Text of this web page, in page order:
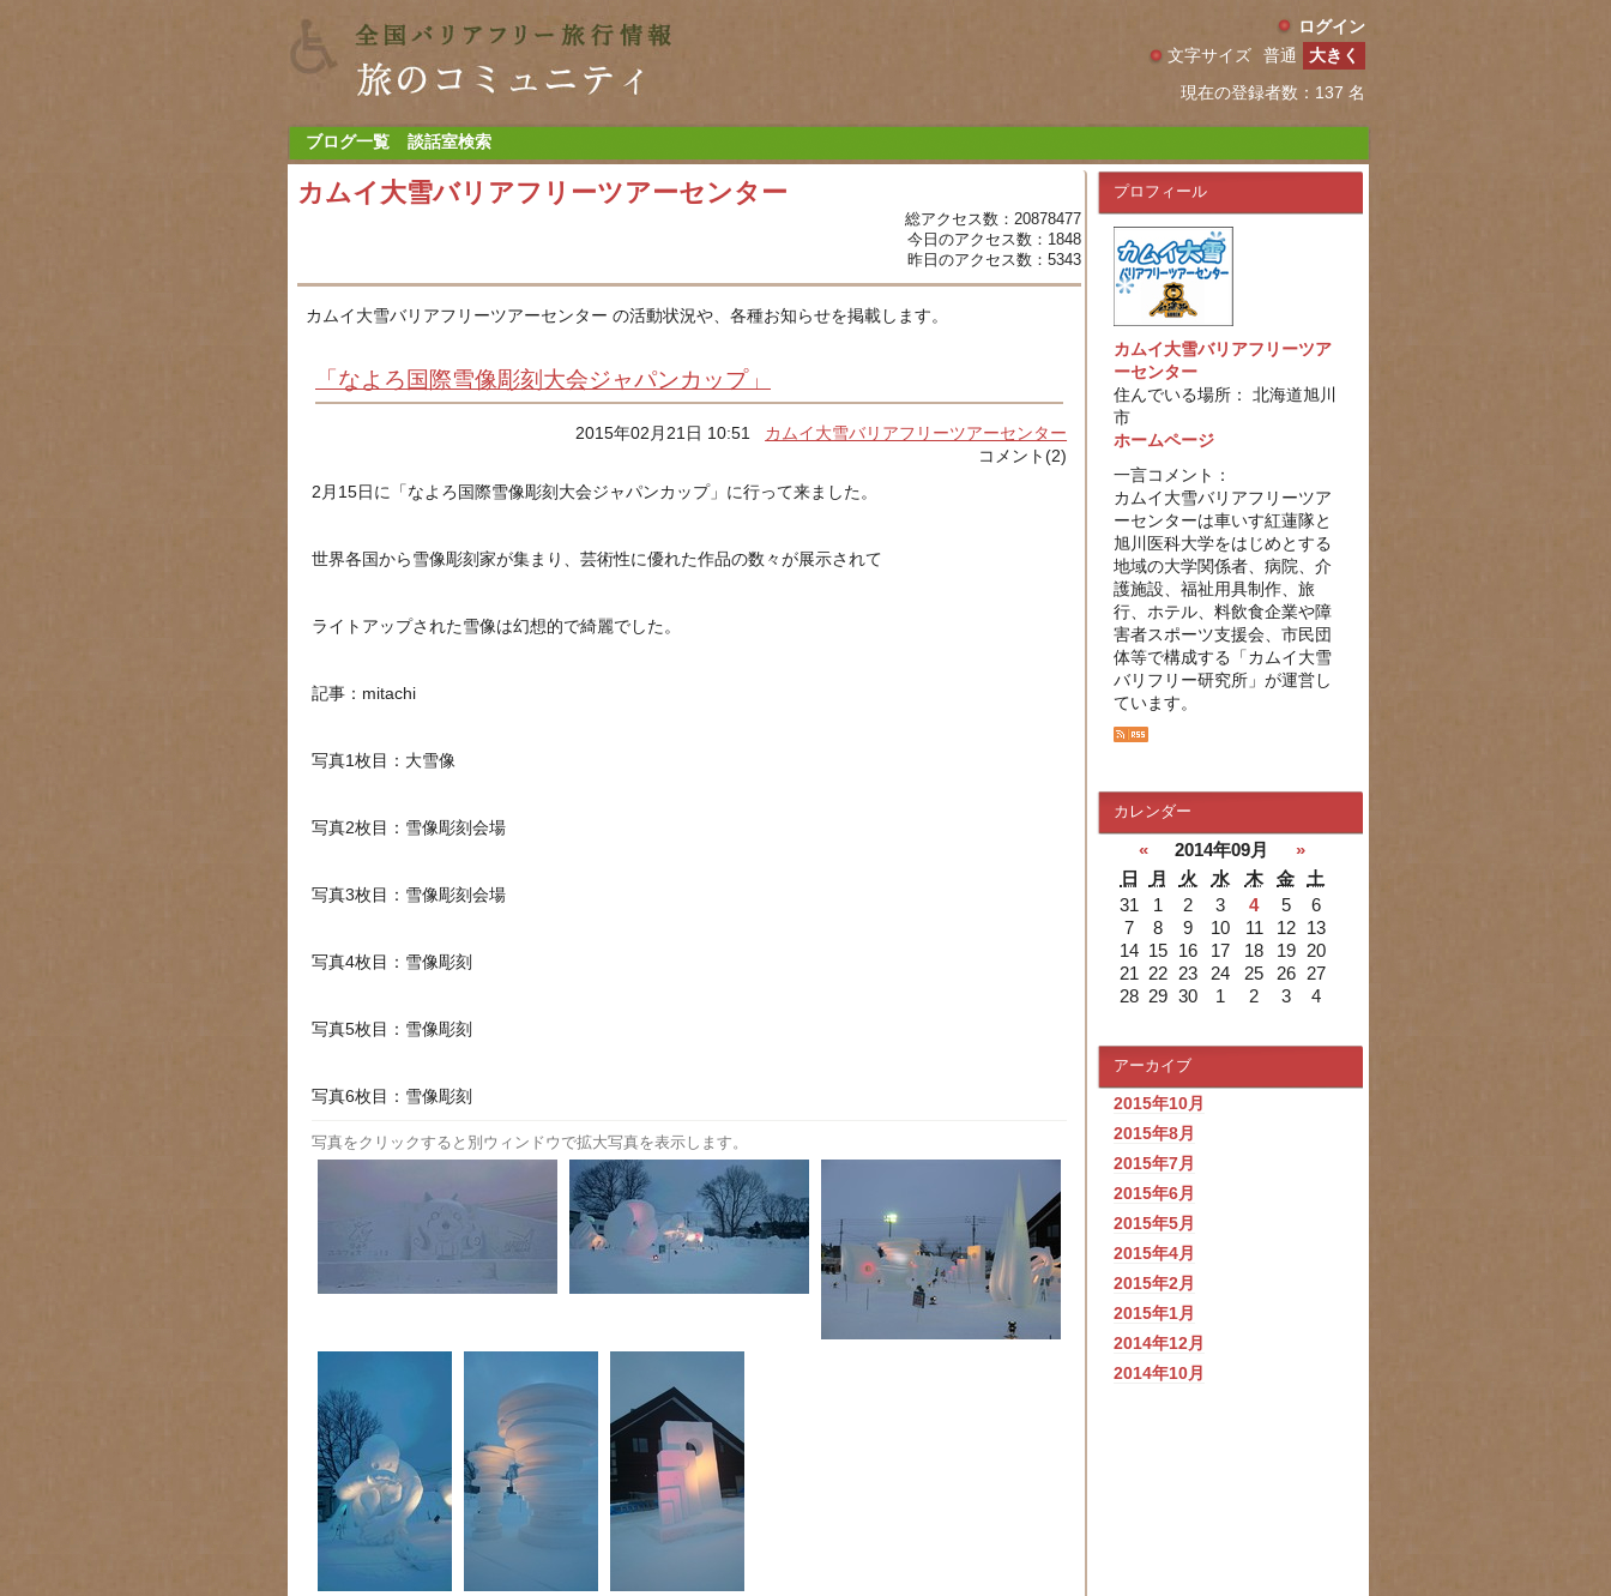
ログイン
現在の登録者数：137 名
文字サイズ 普通 大きく
ブログ一覧 談話室検索
カムイ大雪バリアフリーツアーセンター
総アクセス数：20878477
今日のアクセス数：1848
昨日のアクセス数：5343
カムイ大雪バリアフリーツアーセンター の活動状況や、各種お知らせを掲載します。
「なよろ国際雪像彫刻大会ジャパンカップ」
2015年02月21日 10:51 カムイ大雪バリアフリーツアーセンター
コメント(2)
2月15日に「なよろ国際雪像彫刻大会ジャパンカップ」に行って来ました。
世界各国から雪像彫刻家が集まり、芸術性に優れた作品の数々が展示されて
ライトアップされた雪像は幻想的で綺麗でした。
記事：mitachi
写真1枚目：大雪像
写真2枚目：雪像彫刻会場
写真3枚目：雪像彫刻会場
写真4枚目：雪像彫刻
写真5枚目：雪像彫刻
写真6枚目：雪像彫刻
写真をクリックすると別ウィンドウで拡大写真を表示します。
プロフィール
カムイ大雪バリアフリーツア
ーセンター
住んでいる場所： 北海道旭川
市
ホームページ
一言コメント：
カムイ大雪バリアフリーツア
ーセンターは車いす紅蓮隊と
旭川医科大学をはじめとする
地域の大学関係者、病院、介
護施設、福祉用具制作、旅
行、ホテル、料飲食企業や障
害者スポーツ支援会、市民団
体等で構成する「カムイ大雪
バリフリー研究所」が運営し
ています。
カレンダー
« 2014年09月
»
日
月 火 水 木 金
土
31
1 2 3 4 5
6
7
8 9 10 11 12
13
14 15 16 17 18 19
20
21 22 23 24 25 26
27
28 29 30 1 2 3 4
アーカイブ
2015年10月
2015年8月
2015年7月
2015年6月
2015年5月
2015年4月
2015年2月
2015年1月
2014年12月
2014年10月